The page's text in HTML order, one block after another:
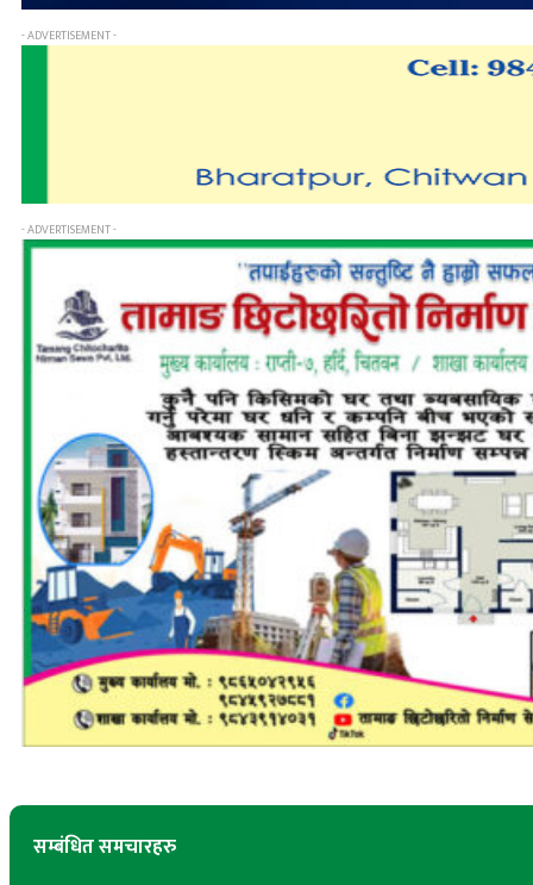
- ADVERTISEMENT -
- ADVERTISEMENT -
सम्बंधित समचारहरु